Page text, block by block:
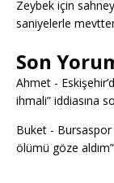
Zeybek için
saniyelerle
Son
Ahmet -
ihmali” iddiasına
Buket - Bursaspor
ölümü göze aldım”